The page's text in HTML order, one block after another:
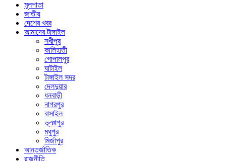
মূলপাতা
জাতীয়
দেশের খবর
আমাদের টাঙ্গাইল
সখীপুর
কালিহাতী
গোপালপুর
ঘাটাইল
টাঙ্গাইল সদর
দেলদুয়ার
ধনবাড়ী
নাগরপুর
বাসাইল
ভূঞাপুর
মধুপুর
মির্জাপুর
আন্তর্জাতিক
রাজনীতি